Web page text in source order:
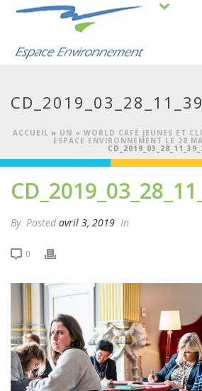
ACCUEIL » UN « WORLD CAFÉ JEUNES ET
ESPACE ENVIRONNEMENT LE 28
By Posted avril 3, 2019 In
0